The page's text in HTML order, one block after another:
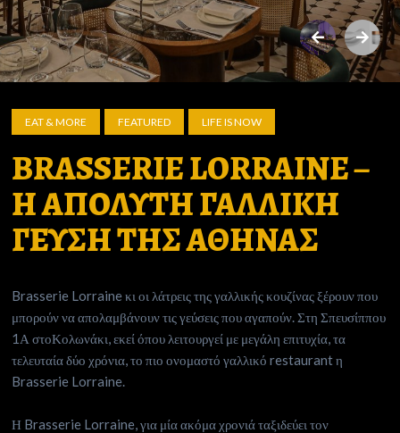
EAT & MORE FEATURED LIFE IS NOW
BRASSERIE LORRAINE –
Η ΑΠΟΛΥΤΗ ΓΑΛΛΙΚΗ
ΓΕΥΣΗ ΤΗΣ ΑΘΗΝΑΣ
Brasserie Lorraine κι οι λάτρεις της γαλλικής κουζίνας ξέρουν που
μπορούν να απολαμβάνουν τις γεύσεις που αγαπούν. Στη Σπευσίππου
1Α στοΚολωνάκι, εκεί όπου λειτουργεί με μεγάλη επιτυχία, τα
τελευταία δύο χρόνια, το πιο ονομαστό γαλλικό restaurant η
Brasserie Lorraine.
Η Brasserie Lorraine, για μία ακόμα χρονιά ταξιδεύει τον